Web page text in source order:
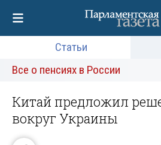
Статьи
Все о пенсиях в России
Китай предложил
вокруг Украины